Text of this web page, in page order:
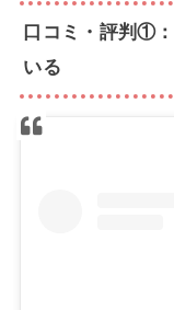
口コミ・評判①
いる